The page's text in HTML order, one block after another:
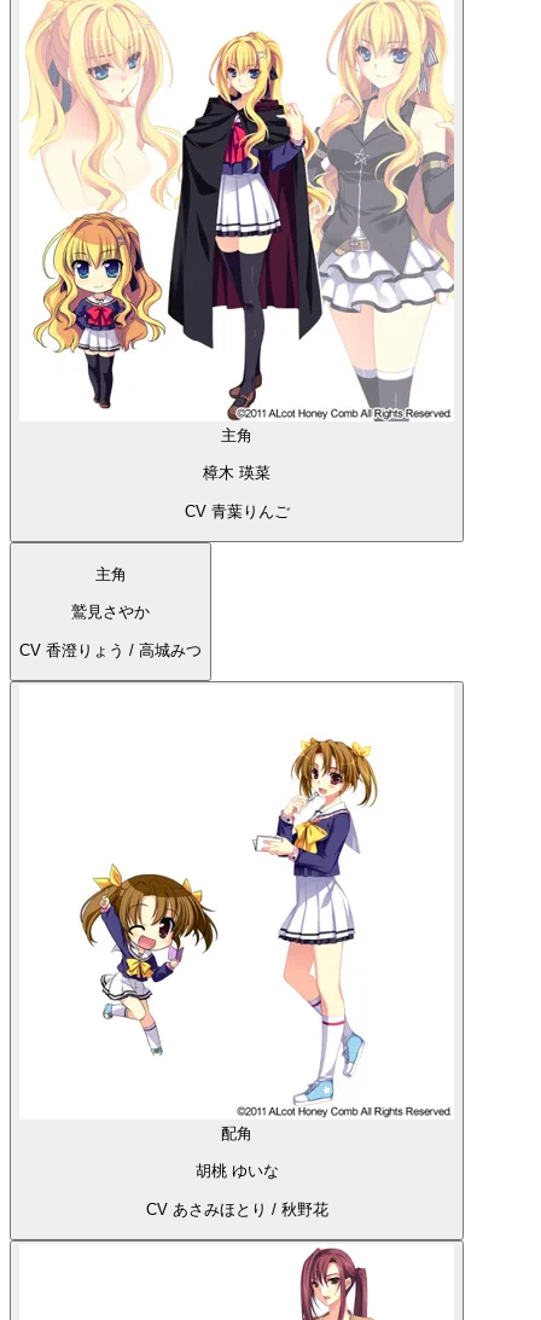
主角
樟木 瑛菜
CV 青葉りんご
主角
鷲見さやか
CV 香澄りょう / 高城みつ
配角
胡桃 ゆいな
CV あさみほとり / 秋野花